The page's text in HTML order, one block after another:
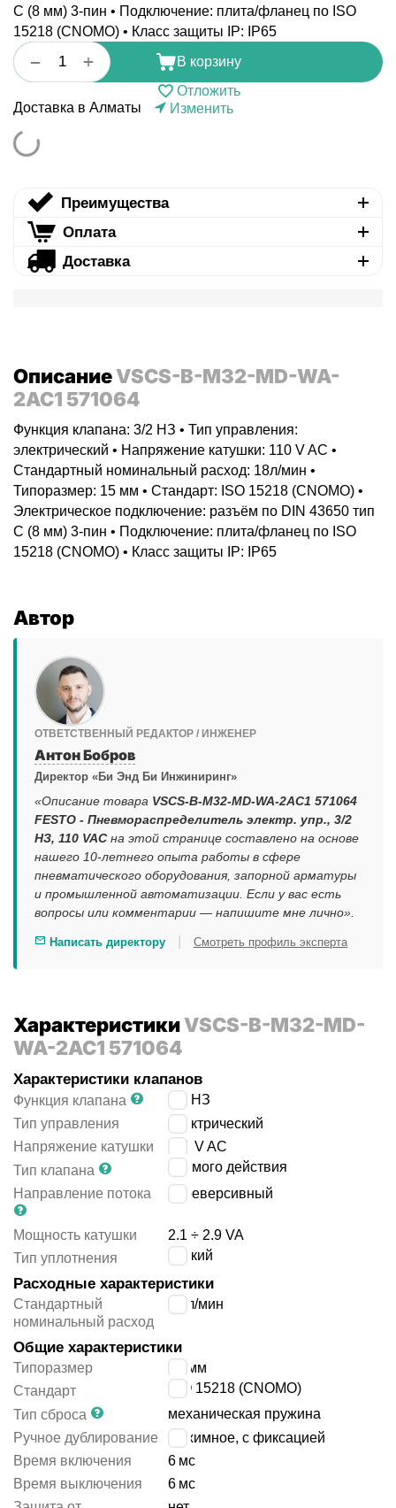
C (8 мм) 3-пин • Подключение: плита/фланец по ISO
15218 (CNOMO) • Класс защиты IP: IP65
+
−
В корзину
Отложить
Доставка в Алматы
Изменить
Преимущества
Оплата
Доставка
ОписаниеVSCS-B-M32-MD-WA-
2AC1 571064
Функция клапана: 3/2 НЗ • Тип управления:
электрический • Напряжение катушки: 110 V AC •
Стандартный номинальный расход: 18л/мин •
Типоразмер: 15 мм • Стандарт: ISO 15218 (CNOMO) •
Электрическое подключение: разъём по DIN 43650 тип
C (8 мм) 3-пин • Подключение: плита/фланец по ISO
15218 (CNOMO) • Класс защиты IP: IP65
Автор
ОТВЕТСТВЕННЫЙ РЕДАКТОР / ИНЖЕНЕР
Антон Бобров
Директор «Би Энд Би Инжиниринг»
«Описание товара VSCS-B-M32-MD-WA-2AC1 571064
FESTO - Пневмораспределитель электр. упр., 3/2
НЗ, 110 VAC на этой странице составлено на основе
нашего 10-летнего опыта работы в сфере
пневматического оборудования, запорной арматуры
и промышленной автоматизации. Если у вас есть
вопросы или комментарии — напишите мне лично».
Написать директору Смотреть профиль эксперта
ХарактеристикиVSCS-B-M32-MD-
WA-2AC1 571064
Характеристики клапанов
Функция клапана
3/2 НЗ
Тип управления
электрический
Напряжение катушки
110 V AC
Тип клапана
прямого действия
Направление потока
нереверсивный
Мощность катушки
2.1 ÷ 2.9 VA
Тип уплотнения
мягкий
Расходные характеристики
Стандартный
номинальный расход
л/мин
Общие характеристики
Типоразмер
15 мм
Стандарт
ISO 15218 (CNOMO)
Тип сброса
механическая пружина
Ручное дублирование
нажимное, с фиксацией
Время включения
6 мс
Время выключения
6 мс